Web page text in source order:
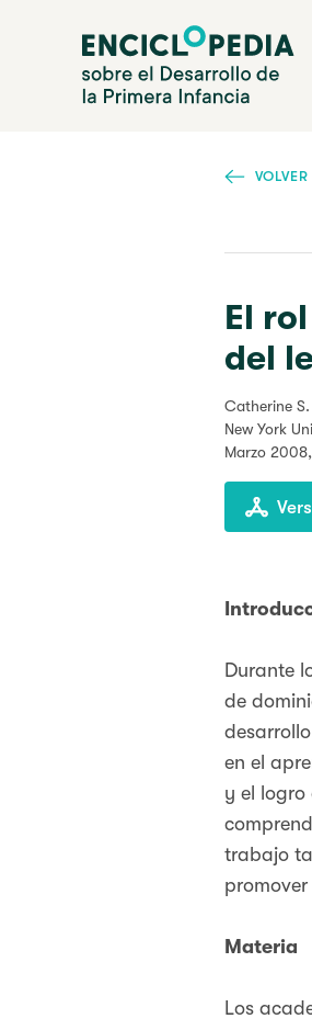
Enciclopedia sobre el
VOLVER
El
del
Catherine S.
New York
Marzo 2008
Durante
de
en el
y el logro
trabajo
Materia
Los